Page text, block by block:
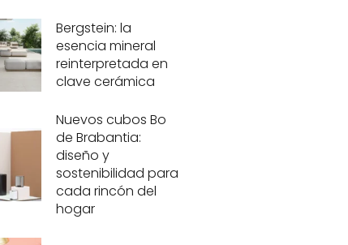
Bergstein: la
esencia mineral
reinterpretada en
clave cerámica
Nuevos cubos Bo
de Brabantia:
diseño y
sostenibilidad para
cada rincón del
hogar